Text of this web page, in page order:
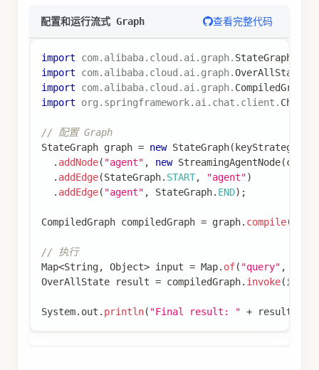
配置和运行流式 Graph 查看完整代码
import com. alibaba. cloud . ai. graph. StateGraph
import
com. alibaba. cloud . ai. graph.OverAllState
import
com. alibaba. cloud . ai. graph. CompiledGraph
import
org . springframework. ai. chat . client .
// 配置 Graph
StateGraph graph = new StateGraph(
. addNode( "agent" , new StreamingAgentNode(
. addEdge(StateGraph. START, "agent")
. addEdge( "agent" , StateGraph. END) ;
CompiledGraph compiledGraph = graph. compile(
// 执行
Map<String, Object> input = Map. of( "query" ,
OverAllState result = compiledGraph. invoke(input
System. out . println( "Final result: " + result